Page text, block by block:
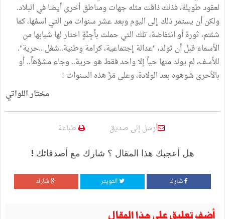
لعقود طويلة، فذلك ذاقت مثله جهات ومناطق أخرى أيضا في البلاد.
ولكن أن يستمر ذلك إلى اليوم وبعد عشر سنوات من التي اسمُها، كما
شئتم، ثورة أو انتفاضة، تلك التي حملت بأَجِنَّةٍ اختار لها شبابها من
الأسماء قبل أن تولد، "عدالة إجتماعية، كرامة وطنية..شغل ..حرية".
للأسف، لم يولد منها حياً إلا واحد فقط هو حرية.. وجاء مشوَّهاً.. أو
بالأحرى شوهوه بعد الولادة، وعلى مَرِّ هذه السنوات !
مختار اللواتي
أرسل إلى صديق طباعة
هل أعجبك هذا المقال ؟ شارك مع أصدقائك !
شارك التويتر شارك
أضف تعليق على هذا المقال